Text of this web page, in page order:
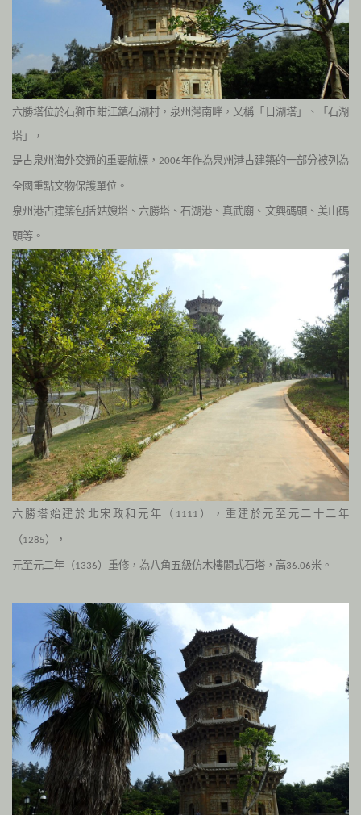
六勝塔位於石獅市蚶江鎮石湖村，泉州灣南畔，又稱「日湖塔」、「石湖
塔」，
是古泉州海外交通的重要航標， 2006年作為泉州港古建築的一部分被列為
全國重點文物保護單位。
泉州港古建築包括姑嫂塔、六勝塔、石湖港、真武廟、文興碼頭、美山碼
頭等。
六勝塔始建於北宋政和元年（ 1111 ），重建於元至元二十二年
（1285），
元至元二年（1336）重修，為八角五級仿木樓閣式石塔，高36.06米。